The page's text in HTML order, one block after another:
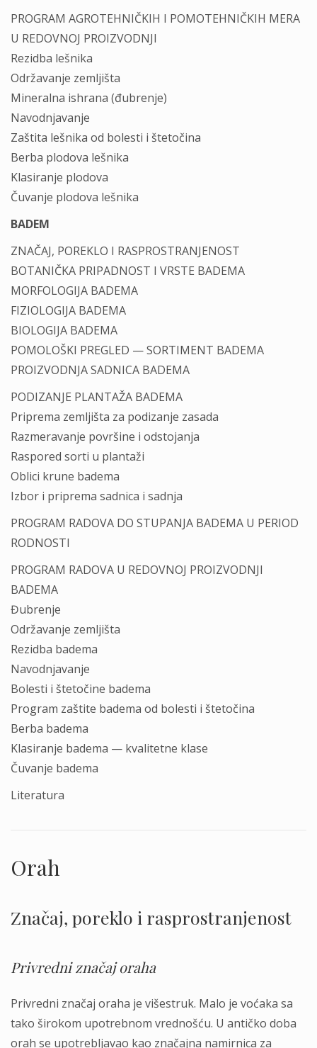
PROGRAM AGROTEHNIČKIH I POMOTEHNIČKIH MERA
U REDOVNOJ PROIZVODNJI
Rezidba lešnika
Održavanje zemljišta
Mineralna ishrana (đubrenje)
Navodnjavanje
Zaštita lešnika od bolesti i štetočina
Berba plodova lešnika
Klasiranje plodova
Čuvanje plodova lešnika
BADEM
ZNAČAJ, POREKLO I RASPROSTRANJENOST
BOTANIČKA PRIPADNOST I VRSTE BADEMA
MORFOLOGIJA BADEMA
FIZIOLOGIJA BADEMA
BIOLOGIJA BADEMA
POMOLOŠKI PREGLED — SORTIMENT BADEMA
PROIZVODNJA SADNICA BADEMA
PODIZANJE PLANTAŽA BADEMA
Priprema zemljišta za podizanje zasada
Razmeravanje površine i odstojanja
Raspored sorti u plantaži
Oblici krune badema
Izbor i priprema sadnica i sadnja
PROGRAM RADOVA DO STUPANJA BADEMA U PERIOD
RODNOSTI
PROGRAM RADOVA U REDOVNOJ PROIZVODNJI
BADEMA
Đubrenje
Održavanje zemljišta
Rezidba badema
Navodnjavanje
Bolesti i štetočine badema
Program zaštite badema od bolesti i štetočina
Berba badema
Klasiranje badema — kvalitetne klase
Čuvanje badema
Literatura
Orah
Značaj, poreklo i rasprostranjenost
Privredni značaj oraha
Privredni značaj oraha je višestruk. Malo je voćaka sa
tako širokom upotrebnom vrednošću. U antičko doba
orah se upotrebljavao kao značajna namirnica za